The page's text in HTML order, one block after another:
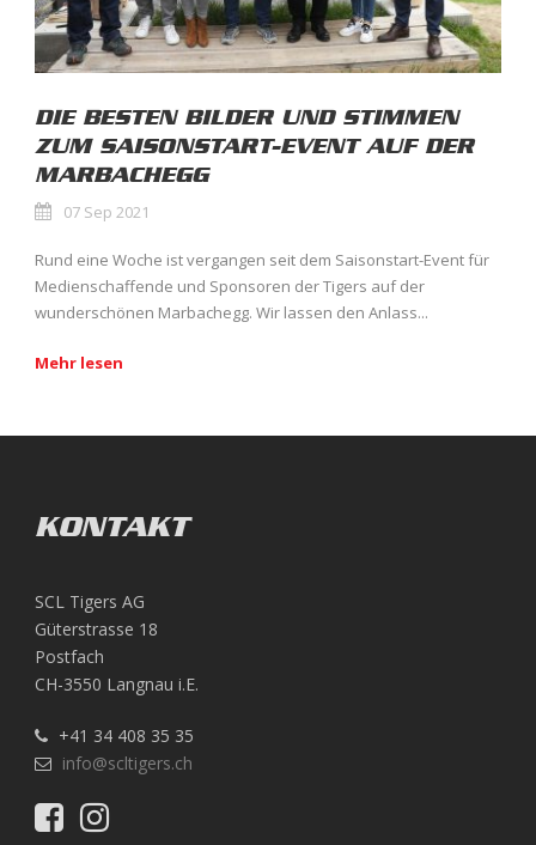
DIE BESTEN BILDER UND STIMMEN
ZUM SAISONSTART-EVENT AUF DER
MARBACHEGG
07 Sep 2021
Rund eine Woche ist vergangen seit dem Saisonstart-Event für
Medienschaffende und Sponsoren der Tigers auf der
wunderschönen Marbachegg. Wir lassen den Anlass...
Mehr lesen
KONTAKT
SCL Tigers AG
Güterstrasse 18
Postfach
CH-3550 Langnau i.E.
+41 34 408 35 35
info@scltigers.ch